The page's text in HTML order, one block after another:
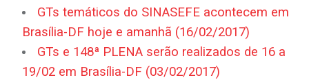
GTs temáticos do SINASEFE acontecem em
Brasília-DF hoje e amanhã (16/02/2017)
GTs e 148ª PLENA serão realizados de 16 a
19/02 em Brasília-DF (03/02/2017)